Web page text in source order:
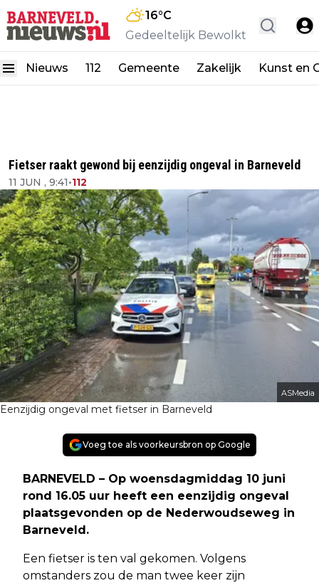
16°C
Gedeeltelijk Bewolkt
Nieuws 112 Gemeente Zakelijk Kunst en
Fietser raakt gewond bij eenzijdig ongeval in Barneveld
11 JUN , 9:41•112
ASMedia
Eenzijdig ongeval met fietser in Barneveld
Voeg toe als voorkeursbron op Google
BARNEVELD – Op woensdagmiddag 10 juni
rond 16.05 uur heeft een eenzijdig ongeval
plaatsgevonden op de Nederwoudseweg in
Barneveld.
Een fietser is ten val gekomen. Volgens
omstanders zou de man twee keer zijn